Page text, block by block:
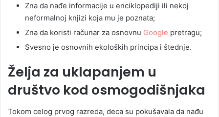
Zna da nađe informacije u enciklopediji ili nekoj
neformalnoj knjizi koja mu je poznata;
Zna da koristi računar za osnovnu Google pretragu;
Svesno je osnovnih ekoloških principa i štednje.
Želja za uklapanjem u
društvo kod osmogodišnjaka
Tokom celog prvog razreda, deca su pokušavala da nađu